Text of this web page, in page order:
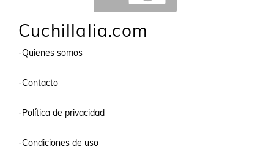
Cuchillalia.com
-Quienes somos
-Contacto
-Política de privacidad
-Condiciones de uso